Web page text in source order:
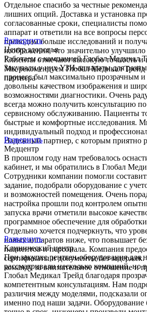
Отдельное спасибо за честные
лишних опций. Доставка и установка
согласованные сроки, специалисты
аппарат и ответили на все вопросы
проводим больше исследований и
изображения, что значительно улучшило
Клиенты отмечают высокую точность и
Мы рекомендуем Глобал Медикал Трейд
партнера
Развернуть
Центр здоровья
Работаем с компанией Глобал Медикал
Закупали у них УЗИ-аппараты для
процесс был максимально прозрачным
довольны качеством изображения и
возможностями диагностики. Очень
всегда можно получить консультацию
сервисному обслуживанию. Пациенты
быстрые и комфортные исследования.
индивидуальный подход и
Надежный партнер, с которым приятно
Развернуть
Медцентр
В прошлом году нам требовалось
кабинет, и мы обратились в Глобал
Сотрудники компании помогли
задание, подобрали оборудование с
и возможностей помещения. Очень
настройка прошли под контролем
запуска врачи отметили высокое
программное обеспечение для
Отдельно хочется подчеркнуть, что
новых аппаратов ниже, что повышает
пациентов и персонала. Компания
сертификаты и документы без
команду за внимательное отношение и
Развернуть
Клинический центр
При закупке рентген-оборудования
рассматривали несколько компаний, но
Глобал Медикал Трейд благодаря
компетентным консультациям. Нам
различия между моделями, подсказали
именно под наши задачи. Оборудование